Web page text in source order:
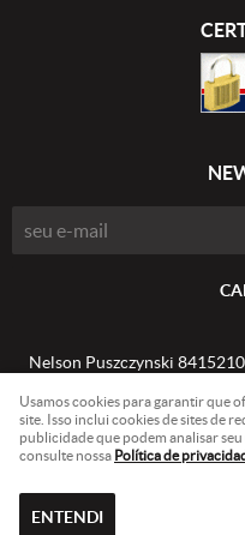
Nelson Puszczynski
LOJA VIRTUAL CRIADA
Usamos cookies para garantir que
site. Isso inclui cookies de sites de
publicidade que podem analisar
consulte nossa Política de
ENTENDI